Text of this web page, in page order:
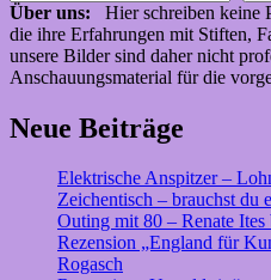
Über uns: Hier schreiben keine
die ihre Erfahrungen mit Stiften,
unsere Bilder sind daher nicht
Anschauungsmaterial für die
Neue Beiträge
Elektrische Anspitzer –
Zeichentisch – brauchst du
Outing mit 80 – Renate
Rezension „England für
Rogasch